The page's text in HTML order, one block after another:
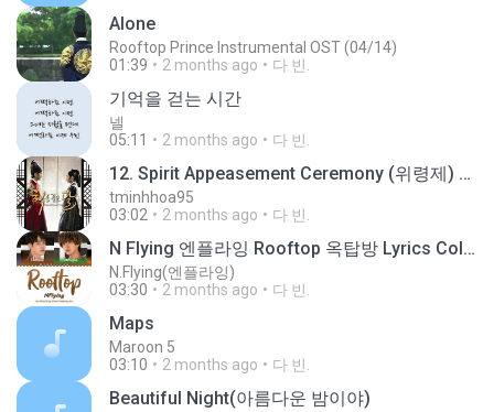
Alone
Rooftop Prince Instrumental OST (04/14)
01:39
2 months ago 다 빈.
기억을 걷는 시간
넬
05:11
2 months ago 다 빈.
12. Spirit Appeasement Ceremony (위령제) OST The Moon Embraces the Sun
tminhhoa95
03:02
2 months ago 다 빈.
N Flying 엔플라잉 Rooftop 옥탑방 Lyrics Color Coded Han Rom Eng
N.Flying(엔플라잉)
03:30
2 months ago 다 빈.
Maps
Maroon 5
03:10
2 months ago 다 빈.
Beautiful Night(아름다운 밤이야)